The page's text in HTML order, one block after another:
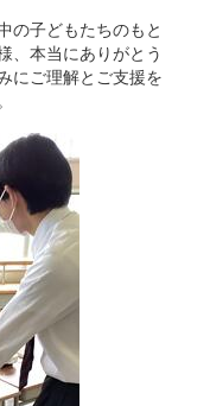
の子どもたちのもと
、本当にありがとう
にご理解とご支援を